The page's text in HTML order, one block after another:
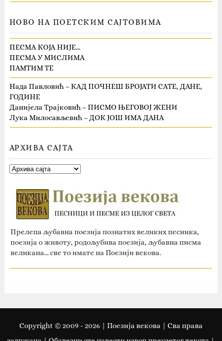
НОВО НА ПОЕТСКИМ САЈТОВИМА
ПЕСМА КОЈА НИЈЕ…
ПЕСМА У МИСЛИМА
ПАМТИМ ТЕ
Нада Павловић – КАД ПОЧНЕШ БРОЈАТИ САТЕ, ДАНЕ,
ГОДИНЕ
Данијела Трајковић – ПИСМО ЊЕГОВОЈ ЖЕНИ
Лука Милосављевић – ДОК ЈОШ ИМА ДАНА
АРХИВА САЈТА
Прелепа љубавна поезија познатих великих песника,
поезија о животу, родољубива поезија, љубавна писма
великана... све то имате на Поезији векова.
Copyright © 2009 - 2026 | Поезија векова | Сва права